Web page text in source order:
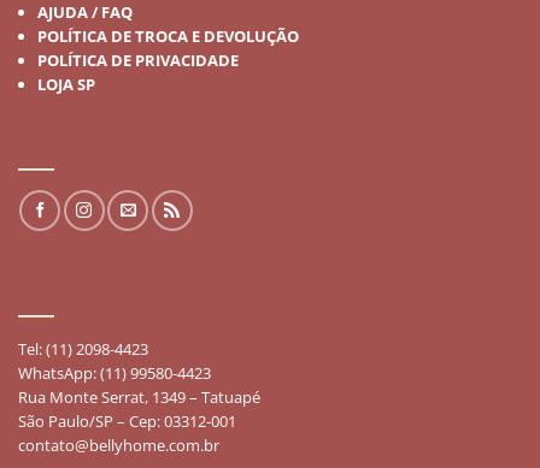
AJUDA / FAQ
POLÍTICA DE TROCA E DEVOLUÇÃO
POLÍTICA DE PRIVACIDADE
LOJA SP
Tel: (11) 2098-4423
WhatsApp: (11) 99580-4423
Rua Monte Serrat, 1349 – Tatuapé
São Paulo/SP – Cep: 03312-001
contato@bellyhome.com.br